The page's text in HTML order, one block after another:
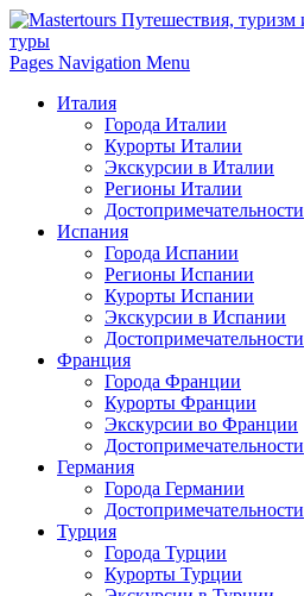
Pages Navigation Menu
Италия
Города Италии
Курорты Италии
Экскурсии в Италии
Регионы Италии
Достопримечательности
Испания
Города Испании
Регионы Испании
Курорты Испании
Экскурсии в Испании
Достопримечательности
Франция
Города Франции
Курорты Франции
Экскурсии во Франции
Достопримечательности
Германия
Города Германии
Достопримечательности
Турция
Города Турции
Курорты Турции